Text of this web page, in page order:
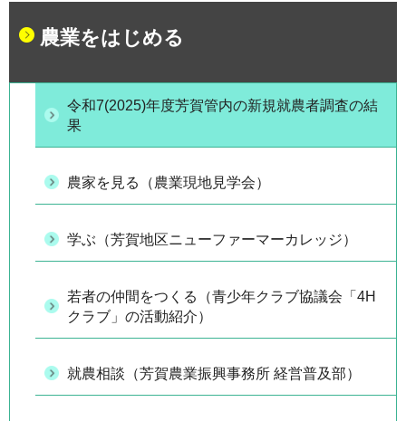
農業をはじめる
令和7(2025)年度芳賀管内の新規就農者調査の結
果
農家を見る（農業現地見学会）
学ぶ（芳賀地区ニューファーマーカレッジ）
若者の仲間をつくる（青少年クラブ協議会「4H
クラブ」の活動紹介）
就農相談（芳賀農業振興事務所 経営普及部）